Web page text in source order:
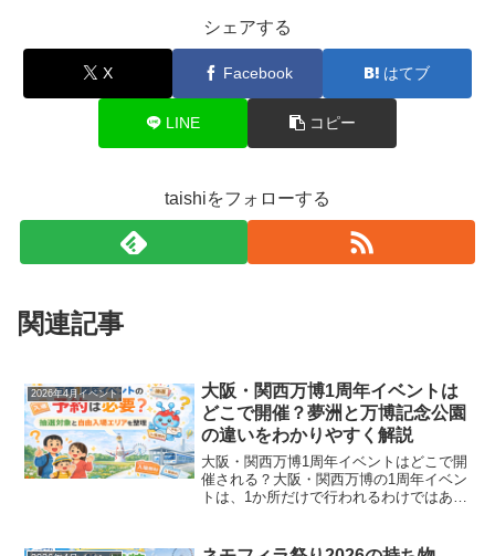
シェアする
X Facebook はてブ
LINE コピー
taishiをフォローする
関連記事
2026年4月イベント
大阪・関西万博1周年イベントは
どこで開催？夢洲と万博記念公園
の違いをわかりやすく解説
大阪・関西万博1周年イベントはどこで開
催される？大阪・関西万博の1周年イベン
トは、1か所だけで行われるわけではあり
中央線・夢洲駅地上のサテライト会場の2